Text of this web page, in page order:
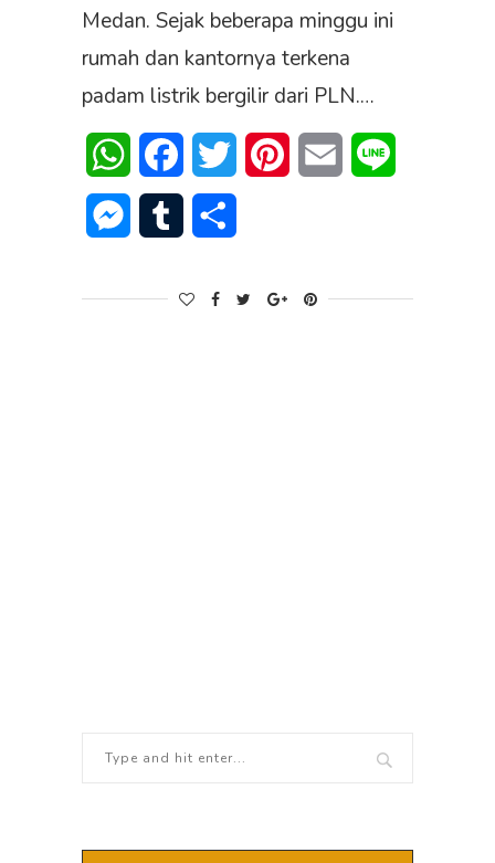
Medan. Sejak beberapa minggu ini
rumah dan kantornya terkena
padam listrik bergilir dari PLN.…
WhatsAppFacebookTwitter PinterestEmail
Messenger
Tumblr